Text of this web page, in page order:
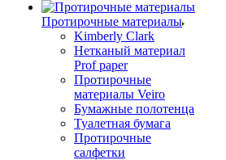
Протирочные материалы
Kimberly Clark
Нетканый материал
Prof paper
Протирочные
материалы Veiro
Бумажные полотенца
Туалетная бумага
Протирочные
салфетки